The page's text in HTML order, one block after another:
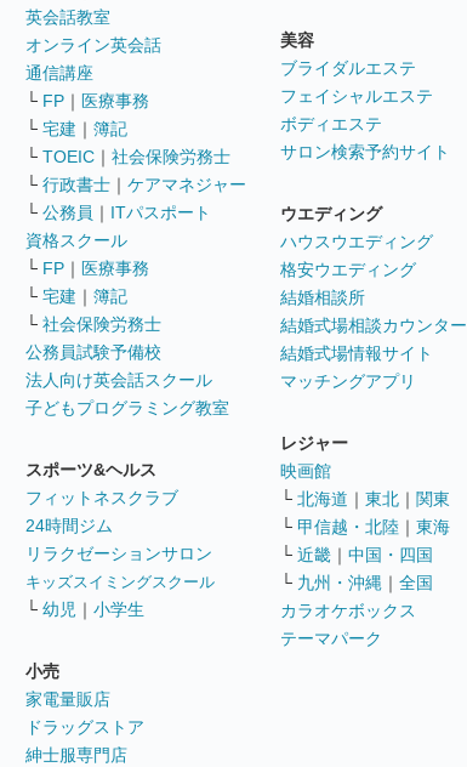
英会話教室
オンライン英会話
通信講座
└ FP ｜ 医療事務
└ 宅建 ｜ 簿記
└ TOEIC ｜ 社会保険労務士
└ 行政書士 ｜ ケアマネジャー
└ 公務員 ｜ ITパスポート
資格スクール
└ FP ｜ 医療事務
└ 宅建 ｜ 簿記
└ 社会保険労務士
公務員試験予備校
法人向け英会話スクール
子どもプログラミング教室
スポーツ&ヘルス
フィットネスクラブ
24時間ジム
リラクゼーションサロン
キッズスイミングスクール
└ 幼児 ｜ 小学生
小売
家電量販店
ドラッグストア
紳士服専門店
美容
ブライダルエステ
フェイシャルエステ
ボディエステ
サロン検索予約サイト
ウエディング
ハウスウエディング
格安ウエディング
結婚相談所
結婚式場相談カウンター
結婚式場情報サイト
マッチングアプリ
レジャー
映画館
└ 北海道 ｜ 東北 ｜ 関東
└ 甲信越・北陸 ｜ 東海
└ 近畿 ｜ 中国・四国
└ 九州・沖縄 ｜ 全国
カラオケボックス
テーマパーク